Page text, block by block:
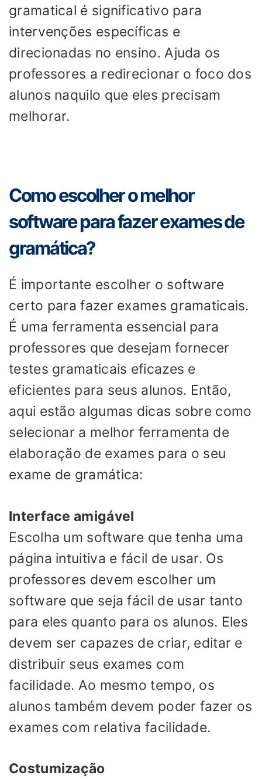
gramatical é significativo para
intervenções específicas e
direcionadas no ensino. Ajuda os
professores a redirecionar o foco dos
alunos naquilo que eles precisam
melhorar.
Como escolher o melhor
software para fazer exames de
gramática?
É importante escolher o software
certo para fazer exames gramaticais.
É uma ferramenta essencial para
professores que desejam fornecer
testes gramaticais eficazes e
eficientes para seus alunos. Então,
aqui estão algumas dicas sobre como
selecionar a melhor ferramenta de
elaboração de exames para o seu
exame de gramática:
Interface amigável
Escolha um software que tenha uma
página intuitiva e fácil de usar. Os
professores devem escolher um
software que seja fácil de usar tanto
para eles quanto para os alunos. Eles
devem ser capazes de criar, editar e
distribuir seus exames com
facilidade. Ao mesmo tempo, os
alunos também devem poder fazer os
exames com relativa facilidade.
Costumização